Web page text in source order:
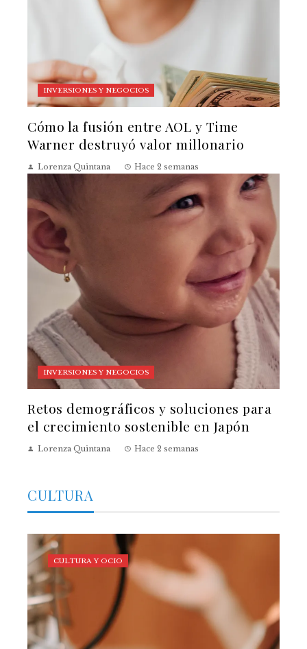
INVERSIONES Y NEGOCIOS
Cómo la fusión entre AOL y Time
Warner destruyó valor millonario
Lorenza Quintana Hace 2 semanas
INVERSIONES Y NEGOCIOS
Retos demográficos y soluciones para
el crecimiento sostenible en Japón
Lorenza Quintana Hace 2 semanas
CULTURA
CULTURA Y OCIO